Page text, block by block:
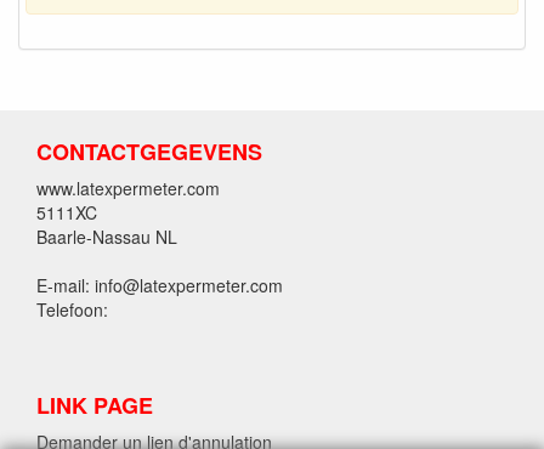
CONTACTGEGEVENS
www.latexpermeter.com
5111XC
Baarle-Nassau NL
E-mail: info@latexpermeter.com
Telefoon:
LINK PAGE
Demander un lien d'annulation